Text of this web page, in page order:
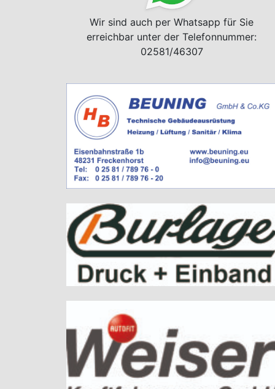
Wir sind auch per Whatsapp für Sie
erreichbar unter der Telefonnummer:
02581/46307